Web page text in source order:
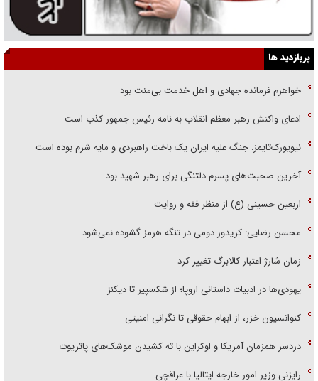
پربازدید ها
خواهرم فرمانده جهادی و اهل خدمت بی‌منت بود
ادعای واکنش رهبر معظم انقلاب به نامه رئیس جمهور کذب است
نیویورک‌تایمز: جنگ علیه ایران یک باخت راهبردی و مایه شرم بوده است
آخرین صحبت‌های پسرم دلتنگی برای رهبر شهید بود
اربعین حسینی (ع) از منظر فقه و روایت
محسن رضایی: کریدور دومی در تنگه هرمز گشوده نمی‌شود
زمان شارژ اعتبار کالابرگ تغییر کرد
یهودی‌ها در ادبیات داستانی اروپا؛ از شکسپیر تا دیکنز
کنوانسیون خزر، از ابهام حقوقی تا نگرانی امنیتی
دردسر همزمان آمریکا و اوکراین با ته کشیدن موشک‌های پاتریوت
رایزنی وزیر امور خارجه ایتالیا با عراقچی